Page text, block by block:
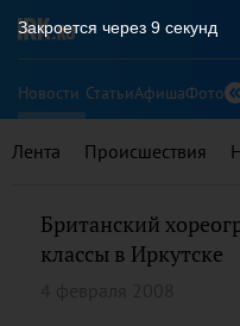
Новости СтатьиАфишаФото
Лента Происшествия
Британский
классы в Иркутске
Закроется через 9 секунд